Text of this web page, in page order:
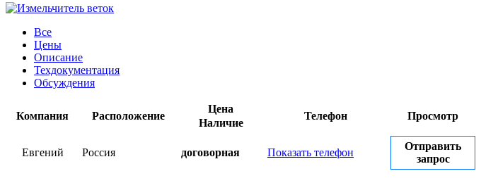
Все
Цены
Описание
Техдокументация
Обсуждения
Компания Расположение
Цена
Наличие
Телефон Просмотр
Евгений Россия договорная Показать телефон
Отправить
запрос